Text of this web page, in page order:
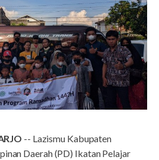
-- Lazismu Kabupaten
Daerah (PD) Ikatan Pelajar